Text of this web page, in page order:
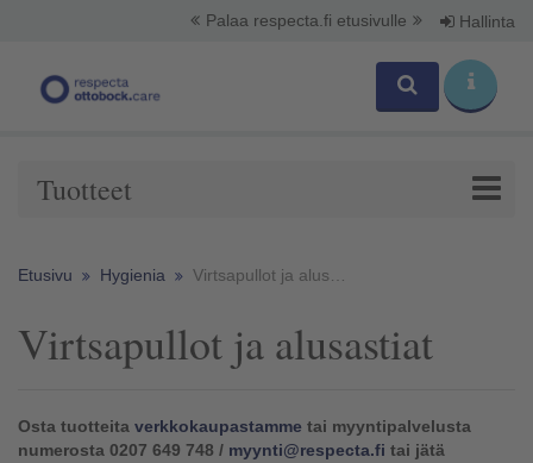
Palaa respecta.fi etusivulle Hallinta
Tuotteet
Etusivu Hygienia Virtsapullot ja alusastiat
Virtsapullot ja alusastiat
Osta tuotteita verkkokaupastamme tai myyntipalvelusta
numerosta 0207 649 748 / myynti@respecta.fi tai jätä